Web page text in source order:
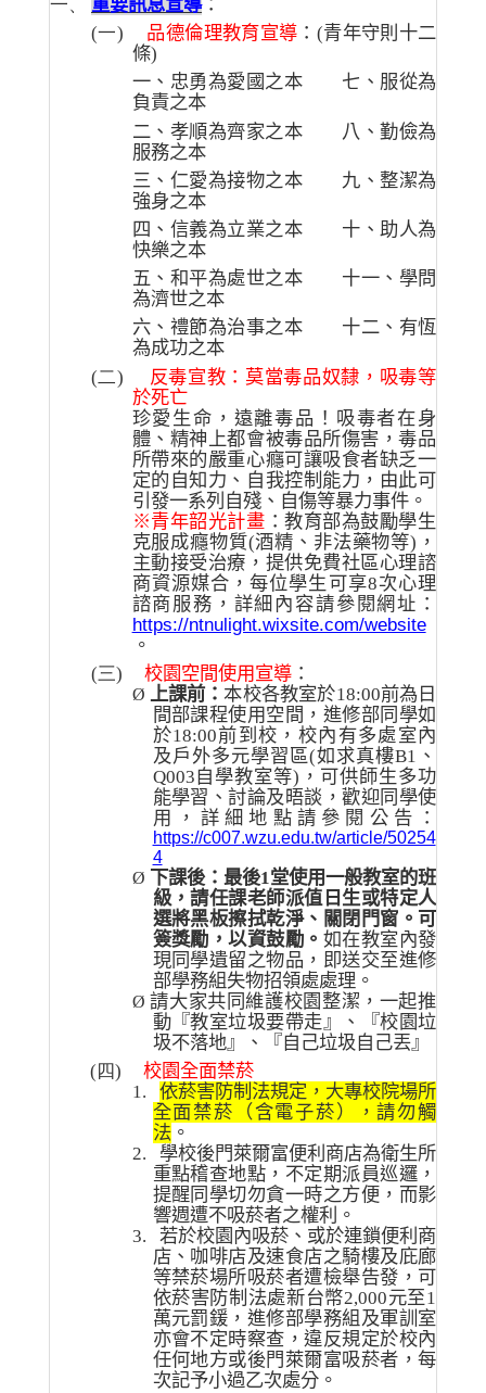
一、 重要訊息宣導：
(一)
品德倫理教育宣導 ： (青年守則十二
條)
一、忠勇為愛國之本
七、服從為
負責之本
二、孝順為齊家之本
八、勤儉為
服務之本
三、仁愛為接物之本
九、整潔為
強身之本
四、信義為立業之本
十、助人為
快樂之本
五、和平為處世之本
十一、學問
為濟世之本
六、禮節為治事之本
十二、有恆
為成功之本
(二)
反毒宣教：莫當毒品奴隸，吸毒等
於死亡
珍愛生命，遠離毒品！吸毒者在身
體、精神上都會被毒品所傷害，毒品
所帶來的嚴重心癮可讓吸食者缺乏一
定的自知力、自我控制能力，由此可
引發一系列自殘、自傷等暴力事件。
※青年韶光計畫 ：教育部為鼓勵學生
克服成癮物質(酒精、非法藥物等) ，
主動接受治療，提供免費社區心理諮
商資源媒合，每位學生可享8次心理
諮商服務，詳細內容請參閱網址：
https://ntnulight.wixsite.com/website
。
(三)
校園空間使用宣導：
Ø 上課前：本校各教室於18:00前為日
間部課程使用空間，進修部同學如
於18:00前到校，校內有多處室內
及戶外多元學習區(如求真樓B1 、
Q003自學教室等) ，可供師生多功
能學習、討論及晤談，歡迎同學使
用，詳細地點請參閱公告：
https://c007.wzu.edu.tw/article/50254
4
Ø 下課後：最後1 堂使用一般教室的班
級，請任課老師派值日生或特定人
選將黑板擦拭乾淨、關閉門窗。可
簽獎勵，以資鼓勵。 如在教室內發
現同學遺留之物品，即送交至進修
部學務組失物招領處處理。
Ø 請大家共同維護校園整潔，一起推
動『教室垃圾要帶走』、『校園垃
圾不落地』、『自己垃圾自己丟』
(四)
校園全面禁菸
1.
依菸害防制法規定，大專校院場所
全面禁菸（含電子菸），請勿觸
法。
2.
學校後門萊爾富便利商店為衛生所
重點稽查地點，不定期派員巡邏，
提醒同學切勿貪一時之方便，而影
響週遭不吸菸者之權利。
3.
若於校園內吸菸、或於連鎖便利商
店、咖啡店及速食店之騎樓及庇廊
等禁菸場所吸菸者遭檢舉告發，可
依菸害防制法處新台幣2,000元至1
萬元罰鍰，進修部學務組及軍訓室
亦會不定時察查，違反規定於校內
任何地方或後門萊爾富吸菸者，每
次記予小過乙次處分。